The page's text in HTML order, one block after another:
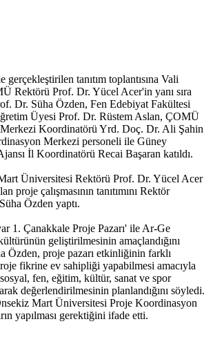
tanıtım toplantısına Vali
Rektörü Prof. Dr. Yücel Acer'in yanı sıra
Dr. Süha Özden, Fen Edebiyat Fakültesi
Üyesi Prof. Dr. Rüstem Aslan, ÇOMÜ
Koordinatörü Yrd. Doç. Dr. Ali Şahin
Merkezi personeli ile Güney
İl Koordinatörü Recai Başaran katıldı.
Üniversitesi Rektörü Prof. Dr. Yücel Acer
proje çalışmasının tanıtımını Rektör
Özden yaptı.
1. Çanakkale Proje Pazarı' ile Ar-Ge
geliştirilmesinin amaçlandığını
Özden, proje pazarı etkinliğinin farklı
fikrine ev sahipliği yapabilmesi amacıyla
fen, eğitim, kültür, sanat ve spor
değerlendirilmesinin planlandığını söyledi.
Mart Üniversitesi Proje Koordinasyon
yapılması gerektiğini ifade etti.